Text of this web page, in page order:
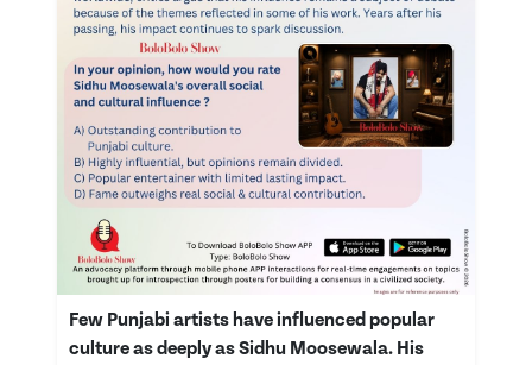
Few Punjabi artists have influenced popular
culture as deeply as Sidhu Moosewala. His